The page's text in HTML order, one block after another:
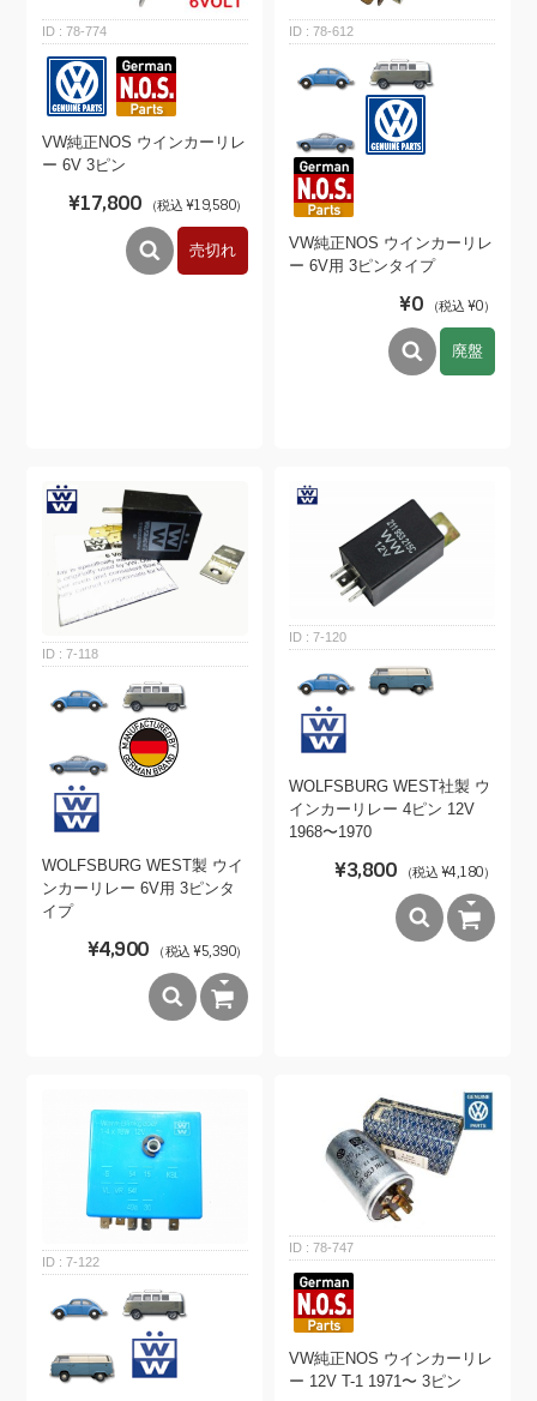
78-774
VW純正NOS ウインカーリレ
ー 6V 3ピン
¥17,800 （税込 ¥19,580）
売切れ
78-612
VW純正NOS ウインカーリレ
ー 6V用 3ピンタイプ
¥0 （税込 ¥0）
廃盤
7-118
WOLFSBURG WEST製 ウイ
ンカーリレー 6V用 3ピンタ
イプ
¥4,900 （税込 ¥5,390）
7-120
WOLFSBURG WEST社製 ウ
インカーリレー 4ピン 12V
1968〜1970
¥3,800 （税込 ¥4,180）
7-122
78-747
VW純正NOS ウインカーリレ
ー 12V T-1 1971〜 3ピン